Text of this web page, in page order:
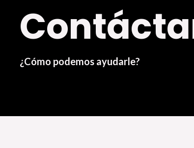
¿Cómo podemos ayudarle?